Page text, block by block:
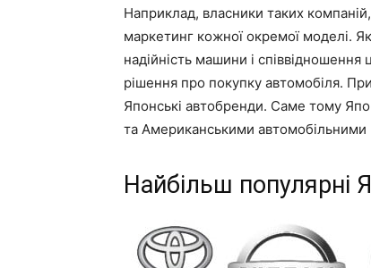
Наприклад, власники таких
маркетинг кожної окремої моделі.
надійність машини і співвідношення
рішення про покупку автомобіля.
Японські автобренди. Саме тому
та Американськими
Найбільш популярні